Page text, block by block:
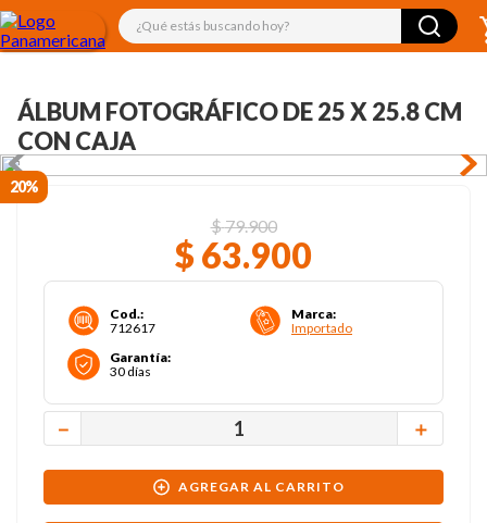
¿Qué estás buscando hoy?
ÁLBUM FOTOGRÁFICO DE 25 X 25.8 CM
CON CAJA
20%
$79.900
$ 63.900
Cod.:
712617
Marca:
Importado
Garantía:
30 días
＋
－
AGREGAR AL CARRITO